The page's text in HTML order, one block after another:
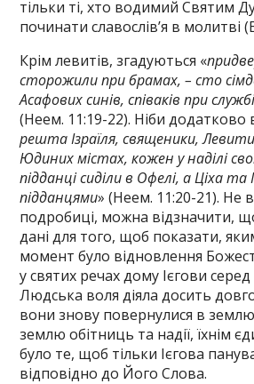
тільки ті, хто водимий Святим
починати славослів’я в молитві
Крім левитів, згадуються «
сторожили при брамах, – сто
Асафових синів, співаків при
(Неем. 11:19-22). Ніби додатково
решта Ізраїля, священики, Левити
Юдиних містах, кожен у наділі
підданці сиділи в Офелі, а Ціха
підданцями» (Неем. 11:20-21). Не
подробиці, можна відзначити, що
дані для того, щоб показати,
момент було відновлення
у святих речах дому Ієгови
Людська воля діяла досить
вони знову повернулися в землю
землю обітниць та надії, їхнім
було те, щоб тільки Ієгова
відповідно до Його Слова.